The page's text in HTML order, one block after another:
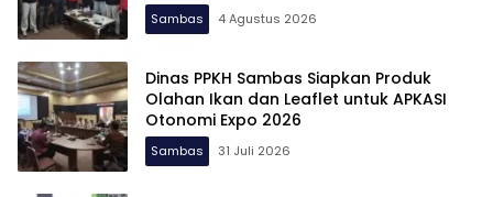
Sambas 4 Agustus 2026
Dinas PPKH Sambas Siapkan Produk
Olahan Ikan dan Leaflet untuk APKASI
Otonomi Expo 2026
Sambas 31 Juli 2026